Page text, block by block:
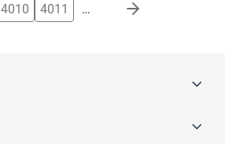
4010 4011 …